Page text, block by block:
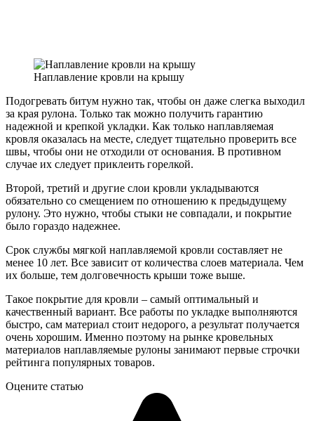
Наплавление кровли на крышу
Подогревать битум нужно так, чтобы он даже слегка выходил
за края рулона. Только так можно получить гарантию
надежной и крепкой укладки. Как только наплавляемая
кровля оказалась на месте, следует тщательно проверить все
швы, чтобы они не отходили от основания. В противном
случае их следует приклеить горелкой.
Второй, третий и другие слои кровли укладываются
обязательно со смещением по отношению к предыдущему
рулону. Это нужно, чтобы стыки не совпадали, и покрытие
было гораздо надежнее.
Срок службы мягкой наплавляемой кровли составляет не
менее 10 лет. Все зависит от количества слоев материала. Чем
их больше, тем долговечность крыши тоже выше.
Такое покрытие для кровли – самый оптимальный и
качественный вариант. Все работы по укладке выполняются
быстро, сам материал стоит недорого, а результат получается
очень хорошим. Именно поэтому на рынке кровельных
материалов наплавляемые рулоны занимают первые строчки
рейтинга популярных товаров.
Оцените статью